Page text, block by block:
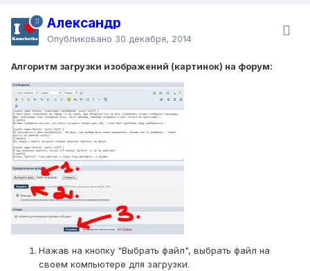
Александр
Опубликовано 30 декабря, 2014
Алгоритм загрузки изображений (картинок) на форум:
Нажав на кнопку "Выбрать файл", выбрать файл на
своем компьютере для загрузки.